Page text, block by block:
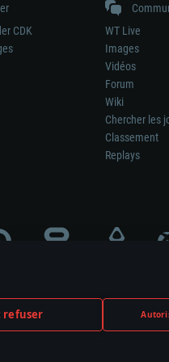
refuser
CDK
WT Live
Images
Vidéos
Forum
Wiki
Chercher les
Classement
Replays
le sponsoring ou à